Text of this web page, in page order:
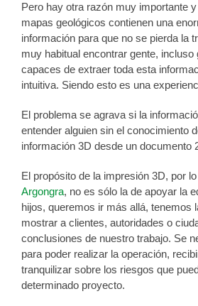
Pero hay otra razón muy importante
mapas geológicos contienen una
información para que no se pierda la
muy habitual encontrar gente, incluso
capaces de extraer toda esta
intuitiva. Siendo esto es una
El problema se agrava si la
entender alguien sin el conocimiento
información 3D desde un documento
El propósito de la impresión 3D, por
Argongra, no es sólo la de apoyar la
hijos, queremos ir más allá, tenemos
mostrar a clientes, autoridades o
conclusiones de nuestro trabajo. Se
para poder realizar la operación,
tranquilizar sobre los riesgos que
determinado proyecto.